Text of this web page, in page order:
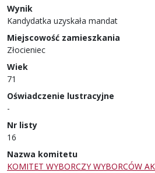
w wyborach
Wynik
Kandydatka uzyskała mandat
Miejscowość zamieszkania
Złocieniec
Wiek
71
Oświadczenie lustracyjne
-
Nr listy
16
Nazwa komitetu
KOMITET WYBORCZY WYBORCÓW